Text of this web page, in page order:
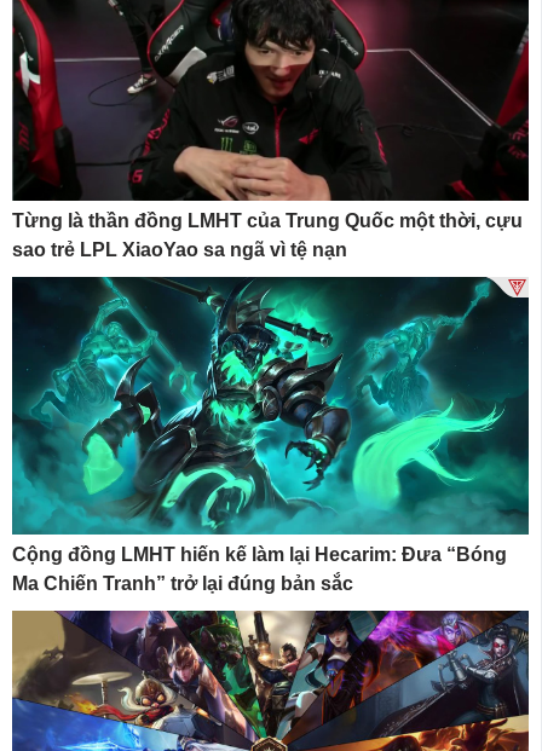
Từng là thần đồng LMHT của Trung Quốc một thời, cựu
sao trẻ LPL XiaoYao sa ngã vì tệ nạn
Cộng đồng LMHT hiến kế làm lại Hecarim: Đưa “Bóng
Ma Chiến Tranh” trở lại đúng bản sắc